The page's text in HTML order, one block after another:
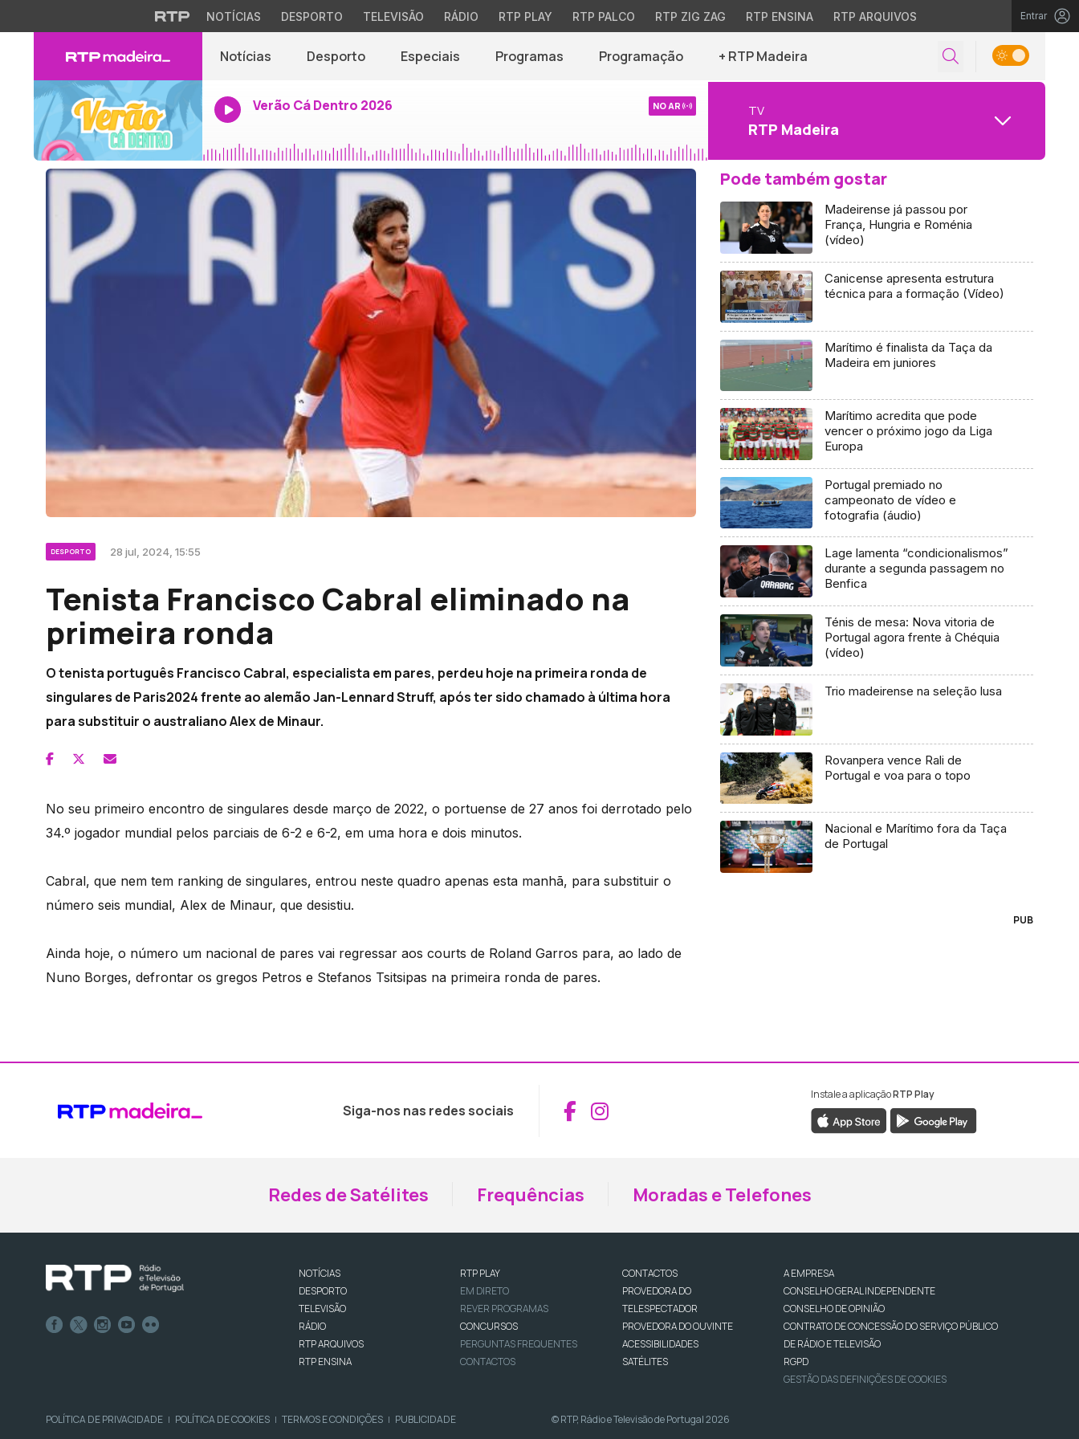
NOTÍCIAS DESPORTO TELEVISÃO RÁDIO RTP PLAY RTP PALCO RTP ZIG ZAG RTP ENSINA RTP ARQUIVOS Entrar
Notícias Desporto Especiais Programas Programação + RTP Madeira
Verão Cá Dentro 2026 NO AR TV
RTP Madeira
DESPORTO 28 jul, 2024, 15:55
Tenista Francisco Cabral eliminado na
primeira ronda
O tenista português Francisco Cabral, especialista em pares, perdeu hoje na primeira ronda de
singulares de Paris2024 frente ao alemão Jan-Lennard Struff, após ter sido chamado à última hora
para substituir o australiano Alex de Minaur.
No seu primeiro encontro de singulares desde março de 2022, o portuense de 27 anos foi derrotado pelo
34.º jogador mundial pelos parciais de 6-2 e 6-2, em uma hora e dois minutos.
Cabral, que nem tem ranking de singulares, entrou neste quadro apenas esta manhã, para substituir o
número seis mundial, Alex de Minaur, que desistiu.
Ainda hoje, o número um nacional de pares vai regressar aos courts de Roland Garros para, ao lado de
Nuno Borges, defrontar os gregos Petros e Stefanos Tsitsipas na primeira ronda de pares.
Pode também gostar
Madeirense já passou por
França, Hungria e Roménia
(vídeo)
Canicense apresenta estrutura
técnica para a formação (Vídeo)
Marítimo é finalista da Taça da
Madeira em juniores
Marítimo acredita que pode
vencer o próximo jogo da Liga
Europa
Portugal premiado no
campeonato de vídeo e
fotografia (áudio)
Lage lamenta “condicionalismos”
durante a segunda passagem no
Benfica
Ténis de mesa: Nova vitoria de
Portugal agora frente à Chéquia
(vídeo)
Trio madeirense na seleção lusa
Rovanpera vence Rali de
Portugal e voa para o topo
Nacional e Marítimo fora da Taça
de Portugal
PUB
Siga-nos nas redes sociais Aceder ao Facebook da RTP Madeira
Aceder ao Instagram da RTP Madeira
Instale a aplicaçãoRTP Play
Redes de Satélites Frequências Moradas e Telefones
NOTÍCIAS
DESPORTO
TELEVISÃO
RÁDIO
RTP ARQUIVOS
RTP ENSINA
RTP PLAY
EM DIRETO
REVER PROGRAMAS
CONCURSOS
PERGUNTAS FREQUENTES
CONTACTOS
CONTACTOS
PROVEDORA DO
TELESPECTADOR
PROVEDORA DO OUVINTE
ACESSIBILIDADES
SATÉLITES
A EMPRESA
CONSELHO GERAL INDEPENDENTE
CONSELHO DE OPINIÃO
CONTRATO DE CONCESSÃO DO SERVIÇO PÚBLICO
DE RÁDIO E TELEVISÃO
RGPD
GESTÃO DAS DEFINIÇÕES DE COOKIES
POLÍTICA DE PRIVACIDADE | POLÍTICA DE COOKIES | TERMOS E CONDIÇÕES | PUBLICIDADE © RTP, Rádio e Televisão de Portugal 2026